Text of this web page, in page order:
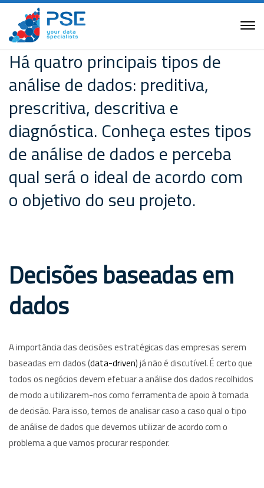
Há quatro principais tipos de
análise de dados: preditiva,
prescritiva, descritiva e
diagnóstica. Conheça estes tipos
de análise de dados e perceba
qual será o ideal de acordo com
o objetivo do seu projeto.
Decisões baseadas em
dados
A importância das decisões estratégicas das empresas serem
baseadas em dados (data-driven) já não é discutível. É certo que
todos os negócios devem efetuar a análise dos dados recolhidos
de modo a utilizarem-nos como ferramenta de apoio à tomada
de decisão. Para isso, temos de analisar caso a caso qual o tipo
de análise de dados que devemos utilizar de acordo com o
problema a que vamos procurar responder.